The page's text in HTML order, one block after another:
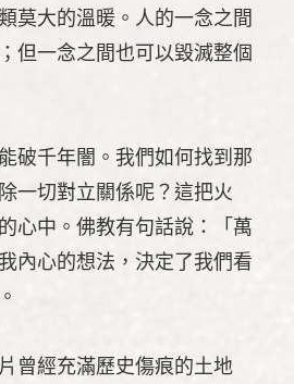
莫大的溫暖。人的一念之間
但一念之間也可以毀滅整個
破千年闇。我們如何找到那
一切對立關係呢？這把火
心中。佛教有句話說：「萬
內心的想法，決定了我們看
曾經充滿歷史傷痕的土地